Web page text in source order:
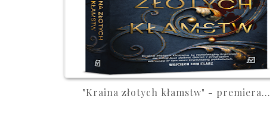
"Kraina złotych kłamstw" - premiera...